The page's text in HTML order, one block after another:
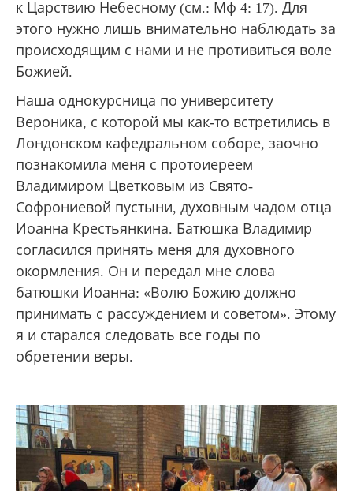
к Царствию Небесному (см.: Мф 4: 17). Для
этого нужно лишь внимательно наблюдать за
происходящим с нами и не противиться воле
Божией.
Наша однокурсница по университету
Вероника, с которой мы как-то встретились в
Лондонском кафедральном соборе, заочно
познакомила меня с протоиереем
Владимиром Цветковым из Свято-
Софрониевой пустыни, духовным чадом отца
Иоанна Крестьянкина. Батюшка Владимир
согласился принять меня для духовного
окормления. Он и передал мне слова
батюшки Иоанна: «Волю Божию должно
принимать с рассуждением и советом». Этому
я и старался следовать все годы по
обретении веры.